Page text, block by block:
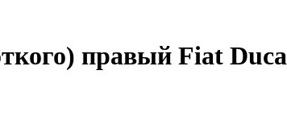
правый Fiat